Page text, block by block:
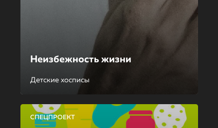
Неизбежность жизни
Детские хосписы
СПЕЦПРОЕКТ